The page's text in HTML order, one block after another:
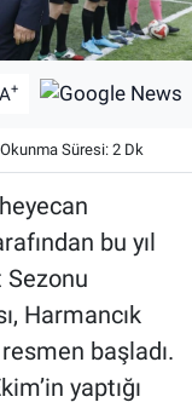
A+
Okunma Süresi: 2 Dk
bu yıl
Sezonu
Harmancık
başladı.
yaptığı